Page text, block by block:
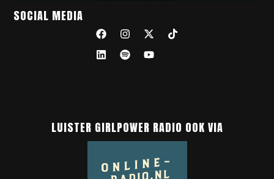
SOCIAL MEDIA
LUISTER GIRLPOWER RADIO OOK VIA